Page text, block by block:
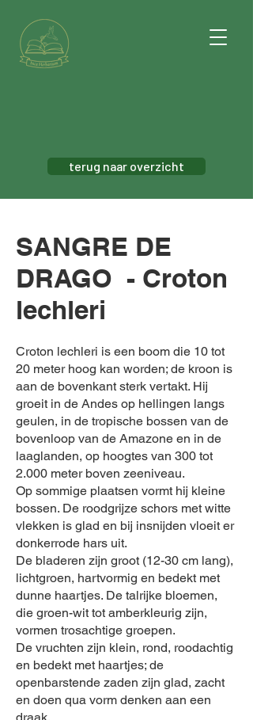
terug naar overzicht
SANGRE DE
DRAGO - Croton
lechleri
Croton lechleri is een boom die 10 tot
20 meter hoog kan worden; de kroon is
aan de bovenkant sterk vertakt. Hij
groeit in de Andes op hellingen langs
geulen, in de tropische bossen van de
bovenloop van de Amazone en in de
laaglanden, op hoogtes van 300 tot
2.000 meter boven zeeniveau.
Op sommige plaatsen vormt hij kleine
bossen. De roodgrijze schors met witte
vlekken is glad en bij insnijden vloeit er
donkerrode hars uit.
De bladeren zijn groot (12-30 cm lang),
lichtgroen, hartvormig en bedekt met
dunne haartjes. De talrijke bloemen,
die groen-wit tot amberkleurig zijn,
vormen trosachtige groepen.
De vruchten zijn klein, rond, roodachtig
en bedekt met haartjes; de
openbarstende zaden zijn glad, zacht
en doen qua vorm denken aan een